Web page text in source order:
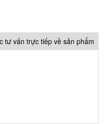
tư vấn trực tiếp về sản phẩm